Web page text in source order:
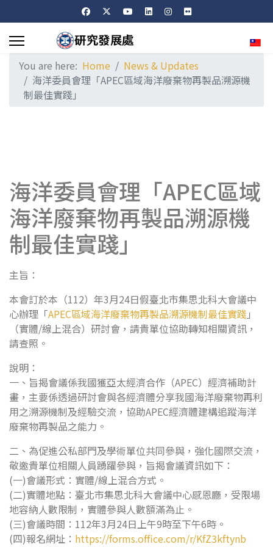
You are here: Home
News & Updates
海洋委員會理「APEC區域海洋廢棄物再製品溯源機
制最佳實踐」
海洋委員會理「APEC區域
海洋廢棄物再製品溯源機
制最佳實踐」
主旨：
本會訂於本（112）年3月24日假臺北市集思北科大會議中
心辦理「APEC區域海洋廢棄物再製品溯源機制最佳實踐 」
（實體/線上混合）研討會，請貴單位協助轉知相關資訊，
請查照。
說明：
一、旨揭會議係我國獲亞太經濟合作（APEC）經濟補助計
畫，主要係透過研討會與各經濟體分享我國海洋廢棄物再利
用之溯源機制及經驗交流，協助APEC經濟體建構追蹤海洋
廢棄物再製品之能力。
二、為促進公私部門及學術單位共同參與，強化國際交流，
敬邀貴單位相關人員踴躍參與，旨揭會議資訊如下：
(一)會議形式：實體/線上混合方式。
(二)實體地點：臺北市集思北科大會議中心感恩廳，受限場
地容納人數限制，實體參與人數額滿為止。
(三)會議時間：112年3月24日上午9時至下午6時。
(四)報名網址： https://forms.office.com/r/KfZ3kftynb